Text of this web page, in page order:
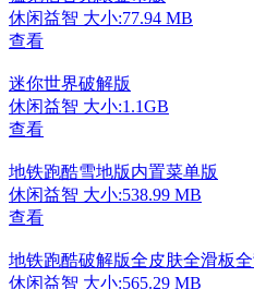
休闲益智 大小:77.94 MB
查看
迷你世界破解版
休闲益智 大小:1.1GB
查看
地铁跑酷雪地版内置菜单版
休闲益智 大小:538.99 MB
查看
地铁跑酷破解版全皮肤全滑板
休闲益智 大小:565.29 MB